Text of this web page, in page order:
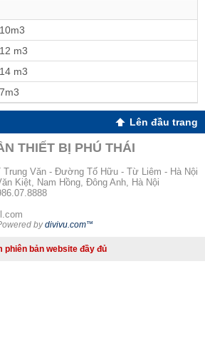
m3
m3
Lên đầu trang
THIẾT BỊ PHÚ THÁI
Văn - Đường Tố Hữu - Từ Liêm - Hà Nội
Kiệt, Nam Hồng, Đông Anh, Hà Nội
bydivivu.com™
phiên bản website đầy đủ